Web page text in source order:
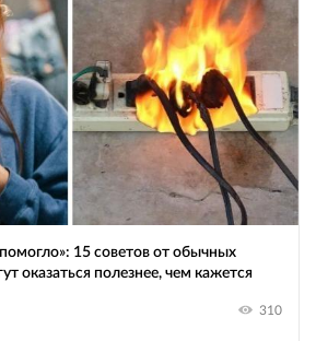
15 советов от обычных
оказаться полезнее, чем кажется
310